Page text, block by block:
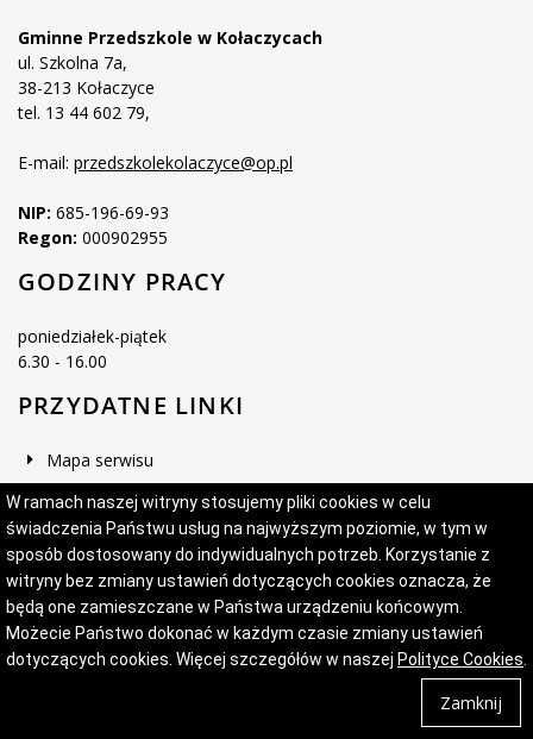
W ramach naszej witryny stosujemy pliki cookies w celu
świadczenia Państwu usług na najwyższym poziomie, w tym w
sposób dostosowany do indywidualnych potrzeb. Korzystanie z
witryny bez zmiany ustawień dotyczących cookies oznacza, że
będą one zamieszczane w Państwa urządzeniu końcowym.
Możecie Państwo dokonać w każdym czasie zmiany ustawień
dotyczących cookies. Więcej szczegółów w naszej Polityce Cookies
Zamknij
Gminne Przedszkole w Kołaczycach
ul. Szkolna 7a,
38-213 Kołaczyce
tel. 13 44 602 79,
E-mail: przedszkolekolaczyce@op.pl
NIP: 685-196-69-93
Regon: 000902955
GODZINY PRACY
poniedziałek-piątek
6.30 - 16.00
PRZYDATNE LINKI
Mapa serwisu
Deklaracja dostępności
Projekt i wykonanie:Logonet Sp. z o.o.